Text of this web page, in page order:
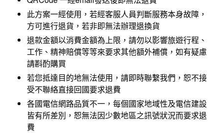
此方案一經使用，若經客服人員判斷服務本身故障，
方可進行退貨，若非即無法辦理退換貨
退款金額以消費金額為上限，請勿以影響旅遊行程、
工作、精神賠償等等來要求其他額外補償，如有疑慮
請斟酌購買
若您抵達目的地無法使用，請即時聯繫我們，恕不接
受不聯絡直接回國要求退費
各國電信網路品質不一，每個國家地域性及電信建設
皆有所差別，恕無法因少數地區之訊號狀況而要求退
費